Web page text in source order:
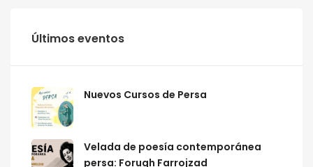
Últimos eventos
Nuevos Cursos de Persa
Velada de poesía contemporánea
persa: Forugh Farrojzad